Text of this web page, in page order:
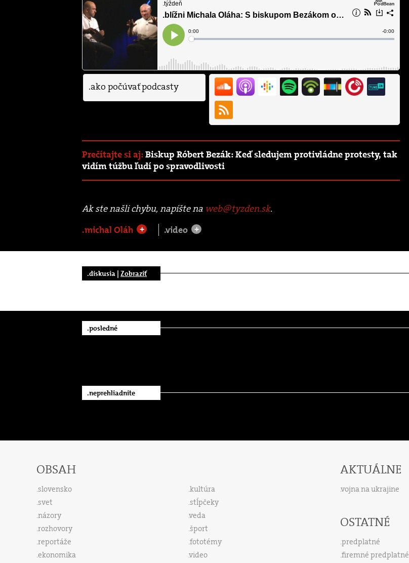
.ako počúvať podcasty
Prečítajte si aj:Biskup Róbert Bezák: Keď sledujem protivládne protesty, tak
vidím túžbu ľudí po spravodlivosti
Ak ste našli chybu, napíšte na web@tyzden.sk.
.michal Oláh
+ .video +
.diskusia | Zobraziť
.posledné
.neprehliadnite
OBSAH
slovensko
svet
názory
rozhovory
reportáže
ekonomika
kultúra
stĺpčeky
veda
šport
fototémy
video
AKTUÁLNE
vojna na ukrajine
OSTATNÉ
predplatné
firemné predplatné